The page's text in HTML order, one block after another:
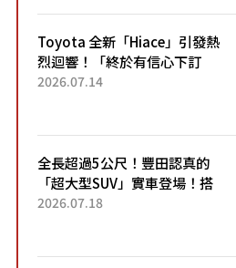
「三...
Toyota 全新「Hiace」引發熱
烈迴響！「終於有信心下訂
了！」「哪個等級交車最
車？...
2026.07.14
全長超過5公尺！豐田認真的
「超大型SUV」實車登場！搭
載後輪也會轉向的「四輪轉
「Mega C...
2026.07.18